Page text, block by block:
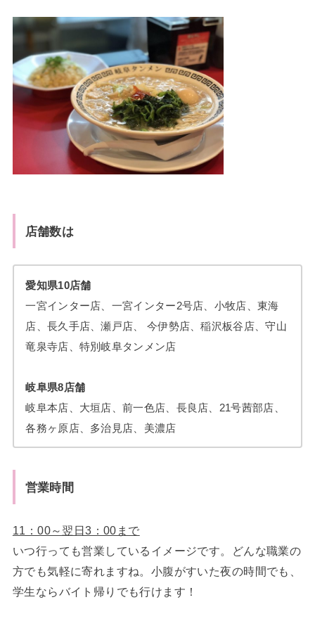
店舗数は
愛知県10店舗
一宮インター店、一宮インター2号店、小牧店、東海
店、長久手店、瀬戸店、 今伊勢店、稲沢板谷店、守山
竜泉寺店、特別岐阜タンメン店
岐阜県8店舗
岐阜本店、大垣店、前一色店、長良店、21号茜部店、
各務ヶ原店、多治見店、美濃店
営業時間
11：00～翌日3：00まで
いつ行っても営業しているイメージです。どんな職業の
方でも気軽に寄れますね。小腹がすいた夜の時間でも、
学生ならバイト帰りでも行けます！